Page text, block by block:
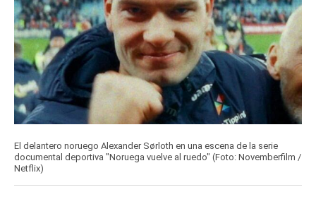
El delantero noruego Alexander Sørloth en una escena de la serie
documental deportiva "Noruega vuelve al ruedo" (Foto: Novemberfilm /
Netflix)